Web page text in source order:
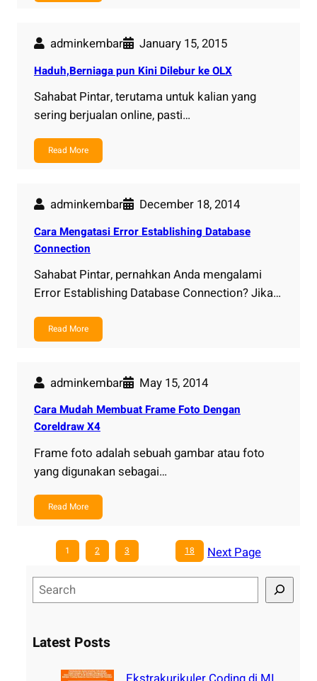
adminkembar January 15, 2015
Haduh,Berniaga pun Kini Dilebur ke OLX
Sahabat Pintar, terutama untuk kalian yang
sering berjualan online, pasti…
Read More
adminkembar December 18, 2014
Cara Mengatasi Error Establishing Database
Connection
Sahabat Pintar, pernahkan Anda mengalami
Error Establishing Database Connection? Jika…
Read More
adminkembar May 15, 2014
Cara Mudah Membuat Frame Foto Dengan
Coreldraw X4
Frame foto adalah sebuah gambar atau foto
yang digunakan sebagai…
Read More
1 2 3 18
Next Page
e
rLatest Posts